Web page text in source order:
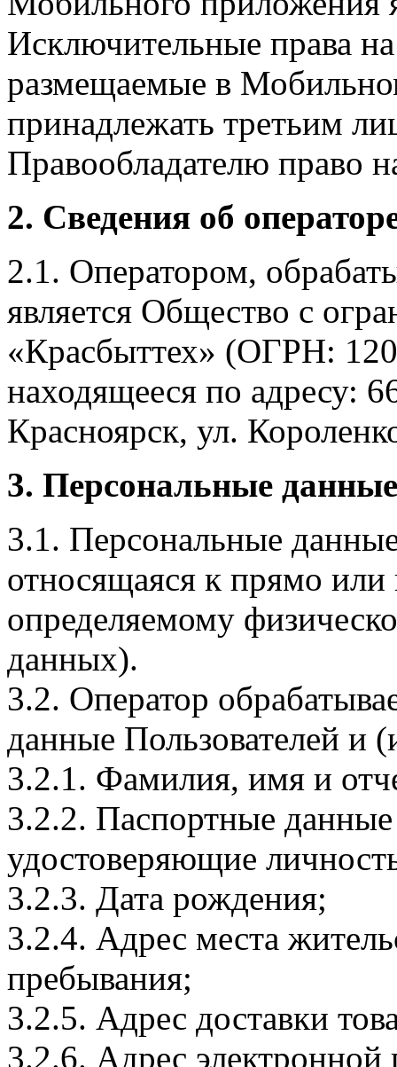
Исключительные права
размещаемые в
принадлежать третьим
Правообладателю право
2. Сведения об
2.1. Оператором,
является Общество с
«Красбыттех» (ОГРН:
находящееся по адресу:
Красноярск, ул.
3. Персональные
3.1. Персональные
относящаяся к прямо
определяемому
данных).
3.2. Оператор
данные Пользователей и
3.2.1. Фамилия, имя и
3.2.2. Паспортные
удостоверяющие
3.2.3. Дата рождения;
3.2.4. Адрес места
пребывания;
3.2.5. Адрес доставки
3.2.6. Адрес электронной